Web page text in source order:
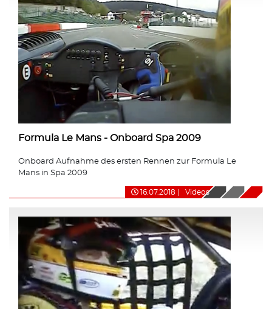
Formula Le Mans - Onboard Spa 2009
Onboard Aufnahme des ersten Rennen zur Formula Le
Mans in Spa 2009
16.07.2018 Videos